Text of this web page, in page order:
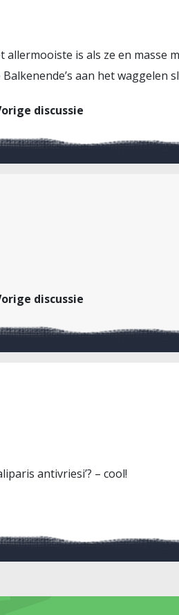
allermooiste is als ze en
aan het waggelen
discussie
discussie
antivriesi’? – cool!